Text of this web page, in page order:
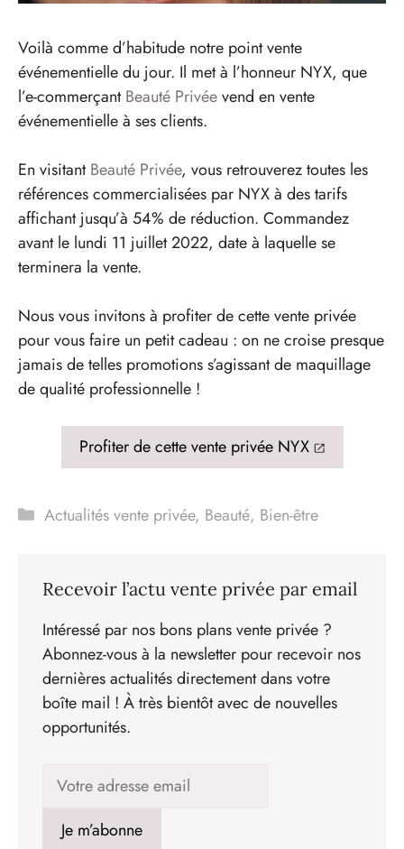
Voilà comme d’habitude notre point vente
événementielle du jour. Il met à l’honneur NYX, que
l’e-commerçantBeauté Privéevend en vente
événementielle à ses clients.
En visitantBeauté Privée, vous retrouverez toutes les
références commercialisées par NYX à des tarifs
affichant jusqu’à 54% de réduction. Commandez
avant le lundi 11 juillet 2022, date à laquelle se
terminera la vente.
Nous vous invitons à profiter de cette vente privée
pour vous faire un petit cadeau : on ne croise presque
jamais de telles promotions s’agissant de maquillage
de qualité professionnelle !
Profiter de cette vente privée NYX
Catégories
Actualités vente privée, Beauté, Bien-être
Recevoir l’actu vente privée par email
Intéressé par nos bons plans vente privée ?
Abonnez-vous à la newsletter pour recevoir nos
dernières actualités directement dans votre
boîte mail ! À très bientôt avec de nouvelles
opportunités.